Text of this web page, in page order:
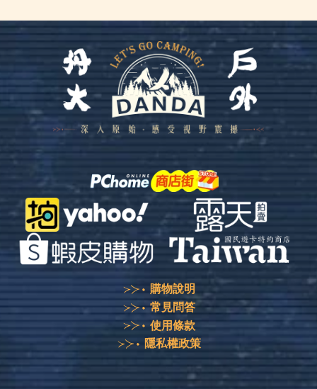
購物說明
常見問答
使用條款
隱私權政策